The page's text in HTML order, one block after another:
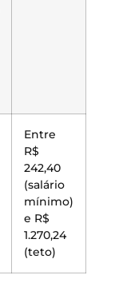
Entre
R$
242,40
(salário
mínimo)
e R$
1.270,24
(teto)